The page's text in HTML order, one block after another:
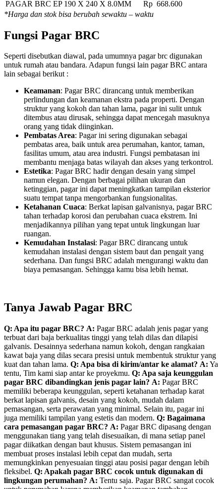
PAGAR BRC EP 190 X 240 X 8.0MM
Rp 668.600
*Harga dan stok bisa berubah sewaktu – waktu
Fungsi Pagar BRC
Seperti disebutkan diawal, pada umumnya pagar brc digunakan
untuk rumah atau bandara. Adapun fungsi lain pagar BRC antara
lain sebagai berikut :
Keamanan: Pagar BRC dirancang untuk memberikan
perlindungan dan keamanan ekstra pada properti. Dengan
struktur yang kokoh dan tahan lama, pagar ini sulit untuk
ditembus atau dirusak, sehingga dapat mencegah masuknya
orang yang tidak diinginkan.
Pembatas Area: Pagar ini sering digunakan sebagai
pembatas area, baik untuk area perumahan, kantor, taman,
fasilitas umum, atau area industri. Fungsi pembatasan ini
membantu menjaga batas wilayah dan akses yang terkontrol.
Estetika: Pagar BRC hadir dengan desain yang simpel
namun elegan. Dengan berbagai pilihan ukuran dan
ketinggian, pagar ini dapat meningkatkan tampilan eksterior
suatu tempat tanpa mengorbankan fungsionalitas.
Ketahanan Cuaca: Berkat lapisan galvanisnya, pagar BRC
tahan terhadap korosi dan perubahan cuaca ekstrem. Ini
menjadikannya pilihan yang tepat untuk lingkungan luar
ruangan.
Kemudahan Instalasi: Pagar BRC dirancang untuk
kemudahan instalasi dengan sistem baut dan pengait yang
sederhana. Dan fungsi BRC adalah mengurangi waktu dan
biaya pemasangan. Sehingga kamu bisa lebih hemat.
Tanya Jawab Pagar BRC
Q: Apa itu pagar BRC? A: Pagar BRC adalah jenis pagar yang
terbuat dari baja berkualitas tinggi yang telah dilas dan dilapisi
galvanis. Desainnya sederhana namun kokoh, dengan rangkaian
kawat baja yang dilas secara presisi untuk membentuk struktur yang
kuat dan tahan lama. Q: Apa bisa di kirim/antar ke alamat? A: Ya
tentu, Tim kami siap antar ke proyekmu. Q: Apa saja keunggulan
pagar BRC dibandingkan jenis pagar lain? A: Pagar BRC
memiliki beberapa keunggulan, seperti ketahanan terhadap karat
berkat lapisan galvanis, desain yang kokoh, mudah dalam
pemasangan, serta perawatan yang minimal. Selain itu, pagar ini
juga memiliki tampilan yang estetis dan modern. Q: Bagaimana
cara pemasangan pagar BRC? A: Pagar BRC dipasang dengan
menggunakan tiang yang telah disesuaikan, di mana setiap panel
pagar diikatkan dengan baut khusus. Sistem pemasangan ini
membuat proses instalasi lebih cepat dan mudah, serta
memungkinkan penyesuaian tinggi atau posisi pagar dengan lebih
fleksibel. Q: Apakah pagar BRC cocok untuk digunakan di
lingkungan perumahan? A: Tentu saja. Pagar BRC sangat cocok